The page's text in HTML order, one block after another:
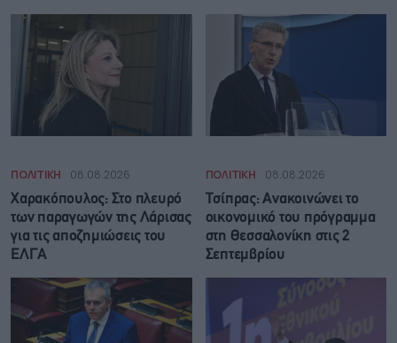
ΠΟΛΙΤΙΚΗ 08.08.2026
Χαρακόπουλος: Στο πλευρό
των παραγωγών της Λάρισας
για τις αποζημιώσεις του
ΕΛΓΑ
ΠΟΛΙΤΙΚΗ 08.08.2026
Τσίπρας: Ανακοινώνει το
οικονομικό του πρόγραμμα
στη Θεσσαλονίκη στις 2
Σεπτεμβρίου